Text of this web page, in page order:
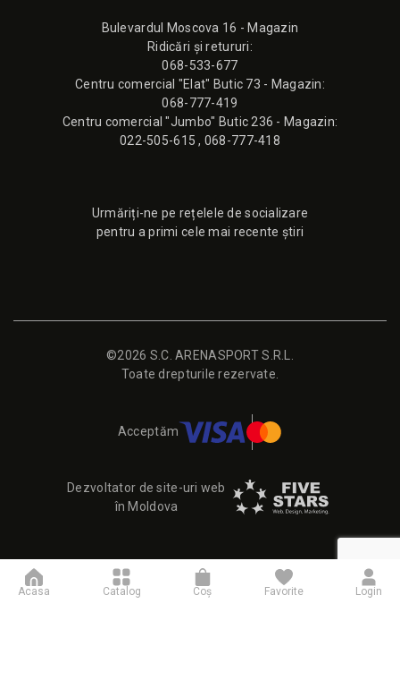
Bulevardul Moscova 16 - Magazin
Ridicări și retururi:
068-533-677
Сentru comercial "Elat" Butic 73 - Magazin:
068-777-419
Сentru comercial "Jumbo" Butic 236 - Magazin:
022-505-615, 068-777-418
Urmăriți-ne pe rețelele de socializare
pentru a primi cele mai recente știri
©2026 S.C. ARENASPORT S.R.L.
Toate drepturile rezervate.
Acceptăm
Dezvoltator de site-uri web
în Moldova
Acasa Catalog Coş Favorite Login